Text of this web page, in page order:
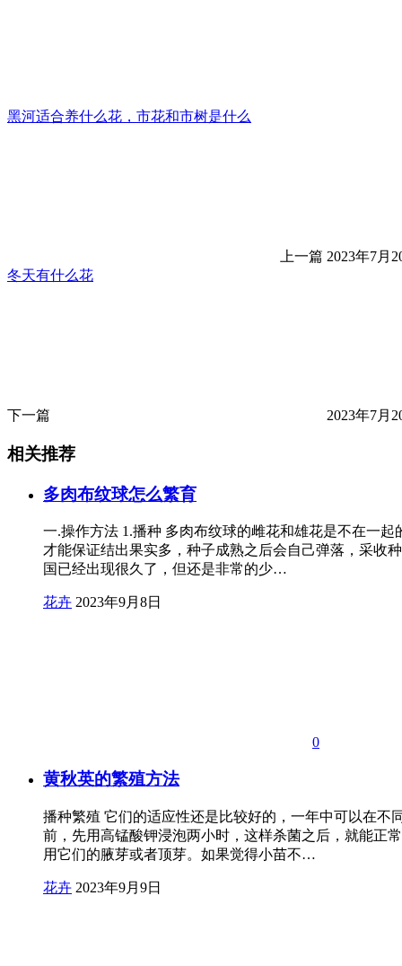
黑河适合养什么花，市花和市树是什么
上一篇 2023年7月
冬天有什么花
下一篇 2023年7月
相关推荐
多肉布纹球怎么繁育
一.操作方法 1.播种 多肉布纹球的雌花和雄花是不在一
才能保证结出果实多，种子成熟之后会自己弹落，采收
国已经出现很久了，但还是非常的少…
花卉 2023年9月8日
0
黄秋英的繁殖方法
播种繁殖 它们的适应性还是比较好的，一年中可以在
前，先用高锰酸钾浸泡两小时，这样杀菌之后，就能正
用它们的腋芽或者顶芽。如果觉得小苗不…
花卉 2023年9月9日